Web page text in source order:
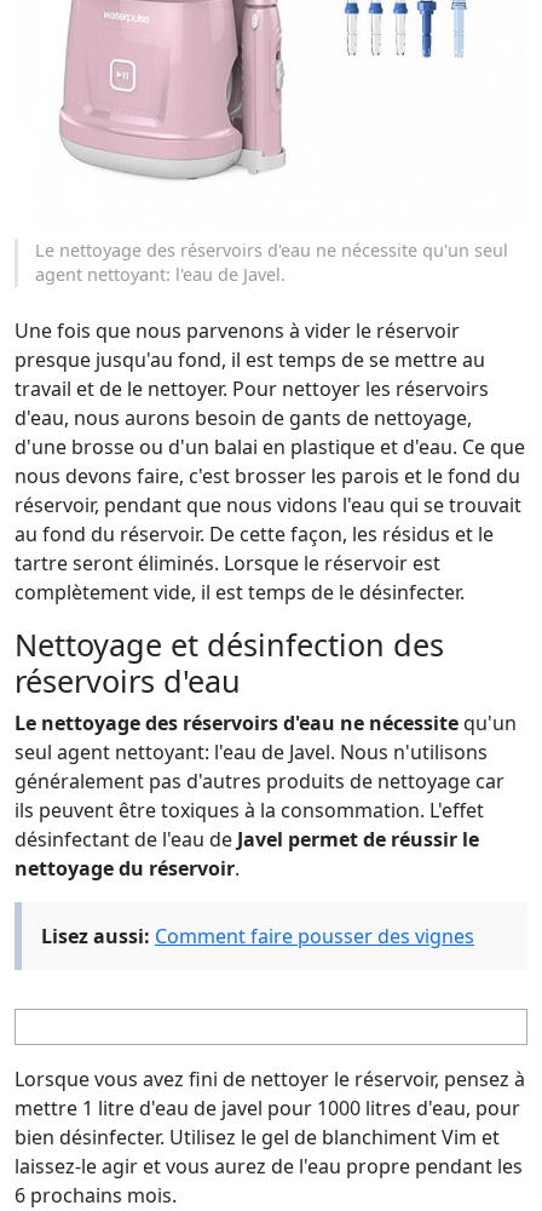
Le nettoyage des réservoirs d'eau ne nécessite qu'un seul
agent nettoyant: l'eau de Javel.
Une fois que nous parvenons à vider le réservoir
presque jusqu'au fond, il est temps de se mettre au
travail et de le nettoyer. Pour nettoyer les réservoirs
d'eau, nous aurons besoin de gants de nettoyage,
d'une brosse ou d'un balai en plastique et d'eau. Ce que
nous devons faire, c'est brosser les parois et le fond du
réservoir, pendant que nous vidons l'eau qui se trouvait
au fond du réservoir. De cette façon, les résidus et le
tartre seront éliminés. Lorsque le réservoir est
complètement vide, il est temps de le désinfecter.
Nettoyage et désinfection des
réservoirs d'eau
Le nettoyage des réservoirs d'eau ne nécessitequ'un
seul agent nettoyant: l'eau de Javel. Nous n'utilisons
généralement pas d'autres produits de nettoyage car
ils peuvent être toxiques à la consommation. L'effet
désinfectant de l'eau de Javel permet de réussir le
nettoyage du réservoir.
Lisez aussi: Comment faire pousser des vignes
Lorsque vous avez fini de nettoyer le réservoir, pensez à
mettre 1 litre d'eau de javel pour 1000 litres d'eau, pour
bien désinfecter. Utilisez le gel de blanchiment Vim et
laissez-le agir et vous aurez de l'eau propre pendant les
6 prochains mois.